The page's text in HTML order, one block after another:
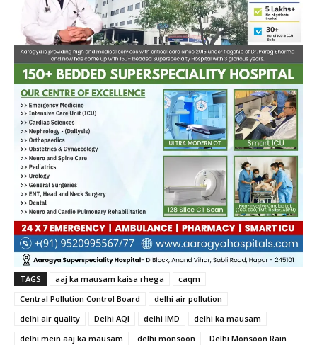
TAGS aaj ka mausam kaisa rhega
caqm
Central Pollution Control Board
delhi air pollution
delhi air quality
Delhi AQI delhi IMD
delhi ka mausam
delhi mein aaj ka mausam
delhi monsoon
Delhi Monsoon Rain